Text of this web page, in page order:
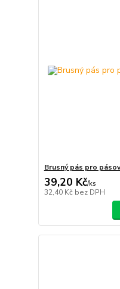
Brusný pás pro
39,20 Kč/ks
32,40 Kč bez DPH